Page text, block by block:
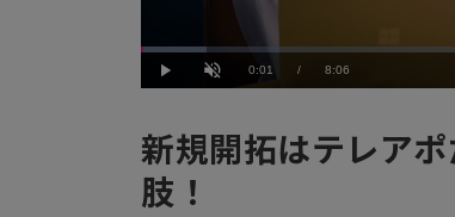
Play UnmuteCurrent
0:01 / Duration
8:06
Loaded:
7.41%
新規開拓はテレア
肢！